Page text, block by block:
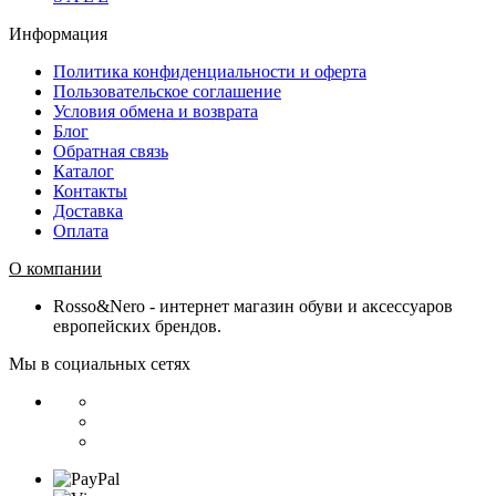
Информация
Политика конфиденциальности и оферта
Пользовательское соглашение
Условия обмена и возврата
Блог
Обратная связь
Каталог
Контакты
Доставка
Оплата
О компании
Rosso&Nero - интернет магазин обуви и аксессуаров
европейских брендов.
Мы в социальных сетях